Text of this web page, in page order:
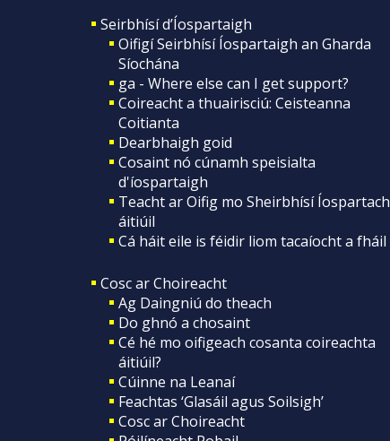
Seirbhísí d’Íospartaigh
Oifigí Seirbhísí Íospartaigh an Gharda
Síochána
ga - Where else can I get support?
Coireacht a thuairisciú: Ceisteanna
Coitianta
Dearbhaigh goid
Cosaint nó cúnamh speisialta
d'íospartaigh
Teacht ar Oifig mo Sheirbhísí Íospartach
áitiúil
Cá háit eile is féidir liom tacaíocht a fháil
Cosc ar Choireacht
Ag Daingniú do theach
Do ghnó a chosaint
Cé hé mo oifigeach cosanta coireachta
áitiúil?
Cúinne na Leanaí
Feachtas ‘Glasáil agus Soilsigh’
Cosc ar Choireacht